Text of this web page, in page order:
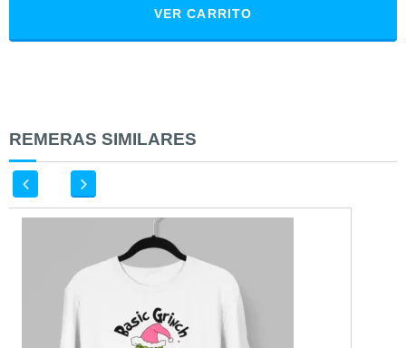
VER CARRITO
REMERAS SIMILARES